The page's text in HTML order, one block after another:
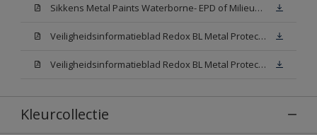
Sikkens Metal Paints Waterborne- EPD of Milieuproductverklaring
Veiligheidsinformatieblad Redox BL Metal Protect Satin N00 (MSDS)
Veiligheidsinformatieblad Redox BL Metal Protect Satin White W05 (MSDS)
Kleurcollectie